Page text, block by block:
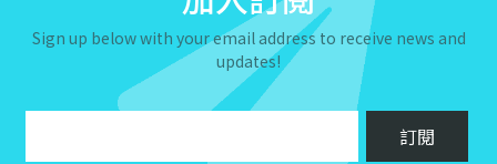
Sign up below with your email address to receive news and
updates!